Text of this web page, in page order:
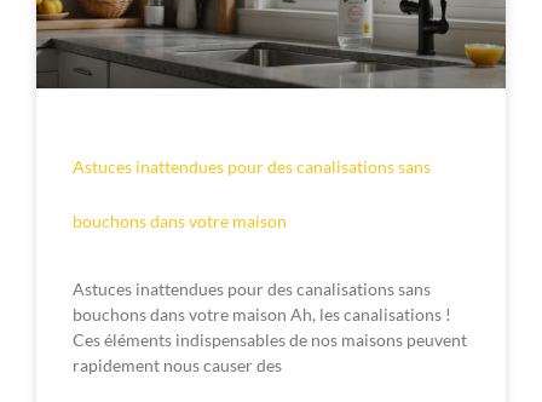
Astuces inattendues pour des canalisations sans
bouchons dans votre maison
Astuces inattendues pour des canalisations sans
bouchons dans votre maison Ah, les canalisations !
Ces éléments indispensables de nos maisons peuvent
rapidement nous causer des